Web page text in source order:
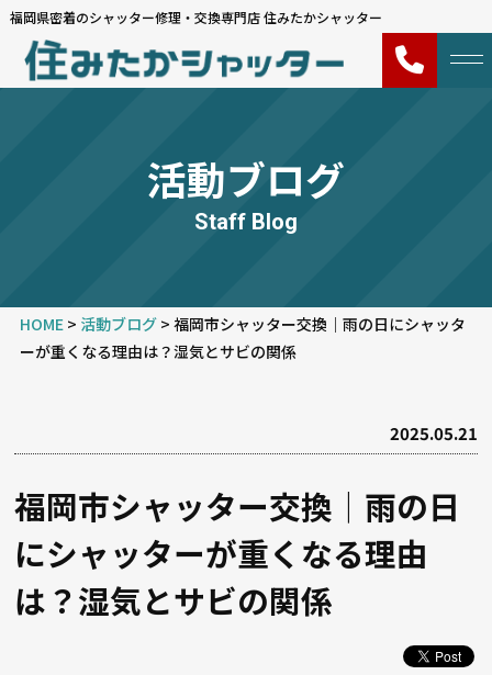
福岡県密着のシャッター修理・交換専門店 住みたかシャッター
活動ブログ
Staff Blog
HOME> 活動ブログ> 福岡市シャッター交換｜雨の日にシャッタ
ーが重くなる理由は？湿気とサビの関係
2025.05.21
福岡市シャッター交換｜雨の日
にシャッターが重くなる理由
は？湿気とサビの関係